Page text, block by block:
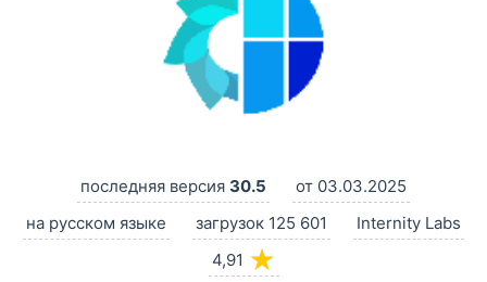
последняя версия 30.5
от 03.03.2025
на русском языке
загрузок 125 601
Internity Labs
4,91 ★